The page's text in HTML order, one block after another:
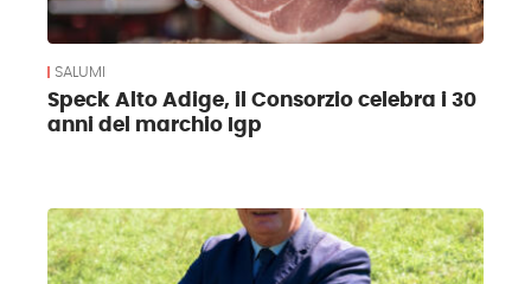
SALUMI
Speck Alto Adige, il Consorzio celebra i 30
anni del marchio Igp